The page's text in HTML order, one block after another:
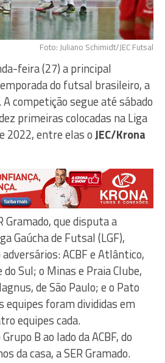
Foto: Juliano Schimidt/JEC Futsal
feira (27) a principal
do futsal brasileiro, a
competição segue até sábado
primeiras colocadas na Liga
2022, entre elas oJEC/Krona
Gramado, que disputa a
Gaúcha de Futsal (LGF),
ACBF e Atlântico,
Sul; o Minas e Praia Clube,
de São Paulo; e o Pato
equipes foram divididas em
equipes cada.
B ao lado da ACBF, do
da casa, a SER Gramado.